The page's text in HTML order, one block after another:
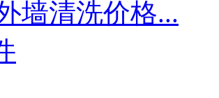
墙清洗价格...